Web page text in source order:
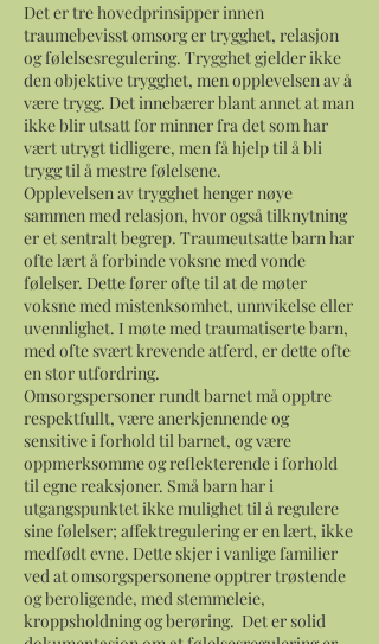
Det er tre hovedprinsipper innen
traumebevisst omsorg er trygghet, relasjon
og følelsesregulering. Trygghet gjelder ikke
den objektive trygghet, men opplevelsen av å
være trygg. Det innebærer blant annet at man
ikke blir utsatt for minner fra det som har
vært utrygt tidligere, men få hjelp til å bli
trygg til å mestre følelsene.
Opplevelsen av trygghet henger nøye
sammen med relasjon, hvor også tilknytning
er et sentralt begrep. Traumeutsatte barn har
ofte lært å forbinde voksne med vonde
følelser. Dette fører ofte til at de møter
voksne med mistenksomhet, unnvikelse eller
uvennlighet. I møte med traumatiserte barn,
med ofte svært krevende atferd, er dette ofte
en stor utfordring.
Omsorgspersoner rundt barnet må opptre
respektfullt, være anerkjennende og
sensitive i forhold til barnet, og være
oppmerksomme og reflekterende i forhold
til egne reaksjoner. Små barn har i
utgangspunktet ikke mulighet til å regulere
sine følelser; affektregulering er en lært, ikke
medfødt evne. Dette skjer i vanlige familier
ved at omsorgspersonene opptrer trøstende
og beroligende, med stemmeleie,
kroppsholdning og berøring. Det er solid